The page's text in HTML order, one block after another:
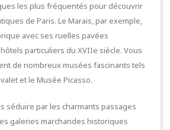
les plus fréquentés pour découvrir
de Paris. Le Marais, par exemple,
avec ses ruelles pavées
particuliers du XVIIe siècle. Vous
de nombreux musées fascinants tels
et le Musée Picasso.
séduire par les charmants passages
galeries marchandes historiques